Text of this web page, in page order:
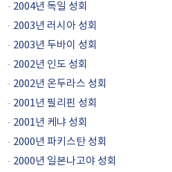
- 2004년 독일 성회
- 2003년 러시아 성회
- 2003년 두바이 성회
- 2002년 인도 성회
- 2002년 온두라스 성회
- 2001년 필리핀 성회
- 2001년 케냐 성회
- 2000년 파키스탄 성회
- 2000년 일본나고야 성회